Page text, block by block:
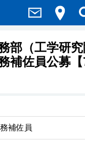
部（工学研
補佐員公募
補佐員